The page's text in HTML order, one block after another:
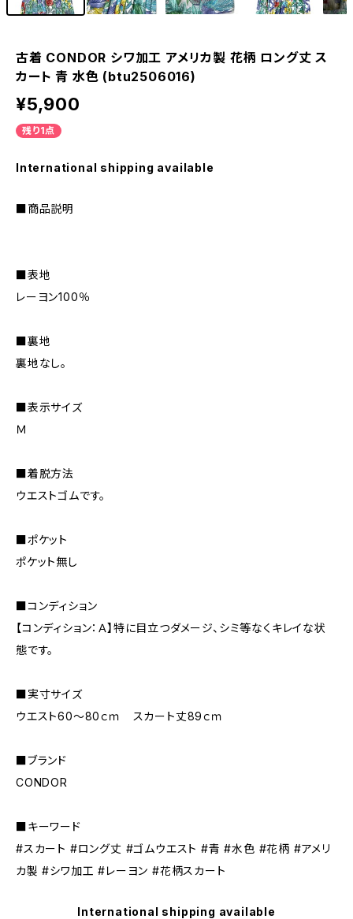
古着 CONDOR シワ加工 アメリカ製 花柄 ロング丈 ス
カート 青 水色 (btu2506016)
¥5,900
残り1点
International shipping available
■商品説明
■表地
レーヨン100％
■裏地
裏地なし。
■表示サイズ
Ｍ
■着脱方法
ウエストゴムです。
■ポケット
ポケット無し
■コンディション
【コンディション：Ａ】特に目立つダメージ、シミ等なくキレイな状
態です。
■実寸サイズ
ウエスト60～80ｃｍ スカート丈89ｃｍ
■ブランド
CONDOR
■キーワード
#スカート #ロング丈 #ゴムウエスト #青 #水色 #花柄 #アメリ
カ製 #シワ加工 #レーヨン #花柄スカート
International shipping available